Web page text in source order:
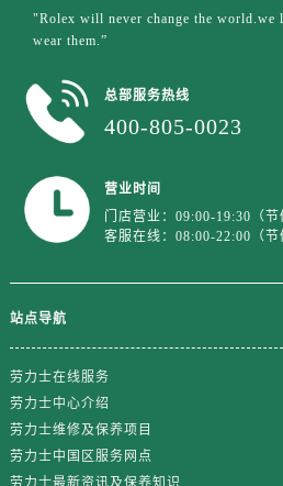
"Rolex will never change the world.we
wear them.”
总部服务热线
400-805-0023
营业时间
门店营业：09:00-19:30（节
客服在线：08:00-22:00（节
站点导航
劳力士在线服务
劳力士中心介绍
劳力士维修及保养项目
劳力士中国区服务网点
劳力士最新资讯及保养知识